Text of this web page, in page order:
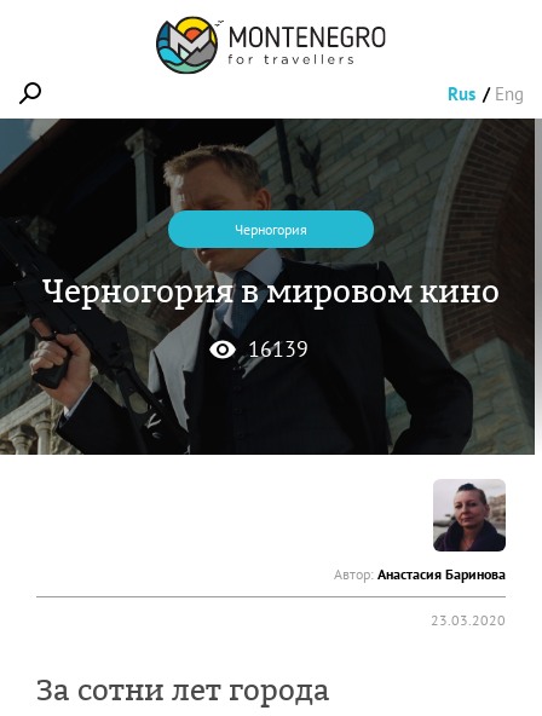
Rus Eng
Черногория
Черногория в мировом кино
16139
Автор: Анастасия Баринова
23.03.2020
За сотни лет города